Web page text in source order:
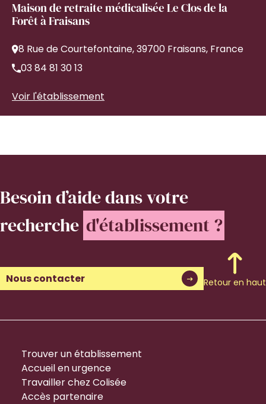
Maison de retraite médicalisée Le Clos de la
Forêt à Fraisans
8 Rue de Courtefontaine, 39700 Fraisans, France
03 84 81 30 13
Voir l'établissement
Besoin d’aidedans votre
recherche d'établissement ?
Nous contacter Retour en haut
Trouver un établissement
Accueil en urgence
Travailler chez Colisée
Accès partenaire